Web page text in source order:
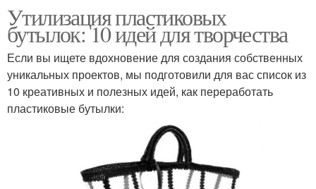
Утилизация пластиковых
бутылок: 10 идей для творчества
Если вы ищете вдохновение для создания собственных
уникальных проектов, мы подготовили для вас список из
10 креативных и полезных идей, как переработать
пластиковые бутылки: